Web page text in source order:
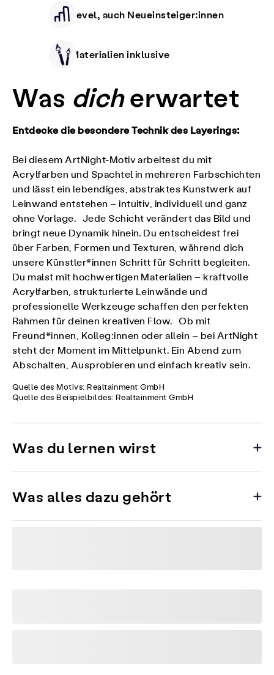
Alle Level, auch Neueinsteiger:innen
Alle Materialien inklusive
Was dicherwartet
Entdecke die besondere Technik des Layerings:
Bei diesem ArtNight-Motiv arbeitest du mit
Acrylfarben und Spachtel in mehreren Farbschichten
und lässt ein lebendiges, abstraktes Kunstwerk auf
Leinwand entstehen – intuitiv, individuell und ganz
ohne Vorlage. Jede Schicht verändert das Bild und
bringt neue Dynamik hinein. Du entscheidest frei
über Farben, Formen und Texturen, während dich
unsere Künstler*innen Schritt für Schritt begleiten.
Du malst mit hochwertigen Materialien – kraftvolle
Acrylfarben, strukturierte Leinwände und
professionelle Werkzeuge schaffen den perfekten
Rahmen für deinen kreativen Flow. Ob mit
Freund*innen, Kolleg:innen oder allein – bei ArtNight
steht der Moment im Mittelpunkt. Ein Abend zum
Abschalten, Ausprobieren und einfach kreativ sein.
Quelle des Motivs: Realtainment GmbH
Quelle des Beispielbildes: Realtainment GmbH
Was du lernen wirst
Was alles dazu gehört